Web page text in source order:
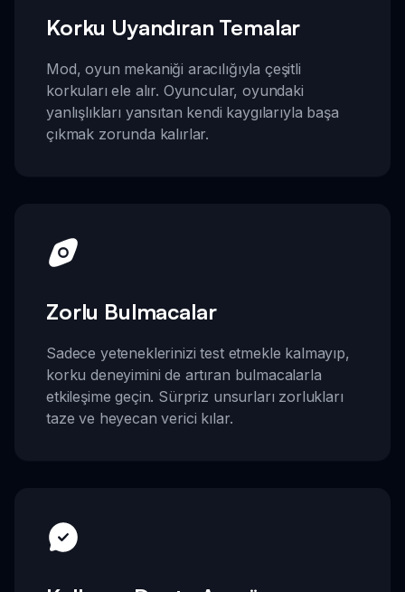
Korku Uyandıran Temalar
Mod, oyun mekaniği aracılığıyla çeşitli
korkuları ele alır. Oyuncular, oyundaki
yanlışlıkları yansıtan kendi kaygılarıyla başa
çıkmak zorunda kalırlar.
Zorlu Bulmacalar
Sadece yeteneklerinizi test etmekle kalmayıp,
korku deneyimini de artıran bulmacalarla
etkileşime geçin. Sürpriz unsurları zorlukları
taze ve heyecan verici kılar.